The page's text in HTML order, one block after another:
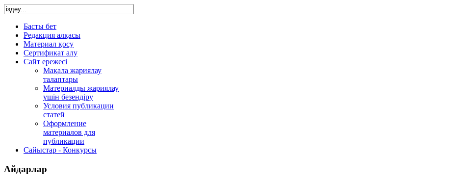
Басты бет
Редакция алқасы
Материал қосу
Сертификат алу
Сайт ережесі
Мақала жариялау
талаптары
Материалды жариялау
үшін безендіру
Условия публикации
статей
Оформление
материалов для
публикации
Сайыстар - Конкурсы
Айдарлар